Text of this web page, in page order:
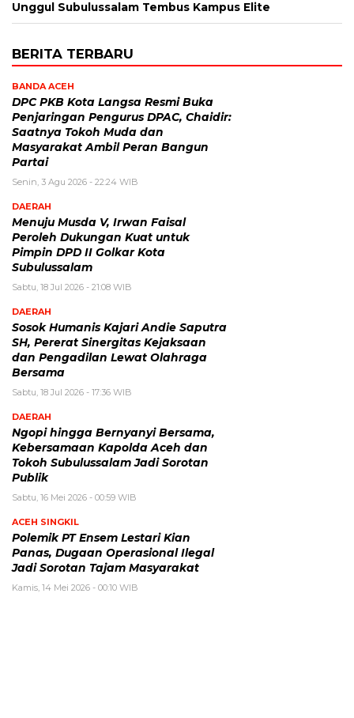
Unggul Subulussalam Tembus Kampus Elite
BERITA TERBARU
BANDA ACEH
DPC PKB Kota Langsa Resmi Buka
Penjaringan Pengurus DPAC, Chaidir:
Saatnya Tokoh Muda dan
Masyarakat Ambil Peran Bangun
Partai
Senin, 3 Agu 2026 - 22:24 WIB
DAERAH
Menuju Musda V, Irwan Faisal
Peroleh Dukungan Kuat untuk
Pimpin DPD II Golkar Kota
Subulussalam
Sabtu, 18 Jul 2026 - 21:08 WIB
DAERAH
Sosok Humanis Kajari Andie Saputra
SH, Pererat Sinergitas Kejaksaan
dan Pengadilan Lewat Olahraga
Bersama
Sabtu, 18 Jul 2026 - 17:36 WIB
DAERAH
Ngopi hingga Bernyanyi Bersama,
Kebersamaan Kapolda Aceh dan
Tokoh Subulussalam Jadi Sorotan
Publik
Sabtu, 16 Mei 2026 - 00:59 WIB
ACEH SINGKIL
Polemik PT Ensem Lestari Kian
Panas, Dugaan Operasional Ilegal
Jadi Sorotan Tajam Masyarakat
Kamis, 14 Mei 2026 - 00:10 WIB